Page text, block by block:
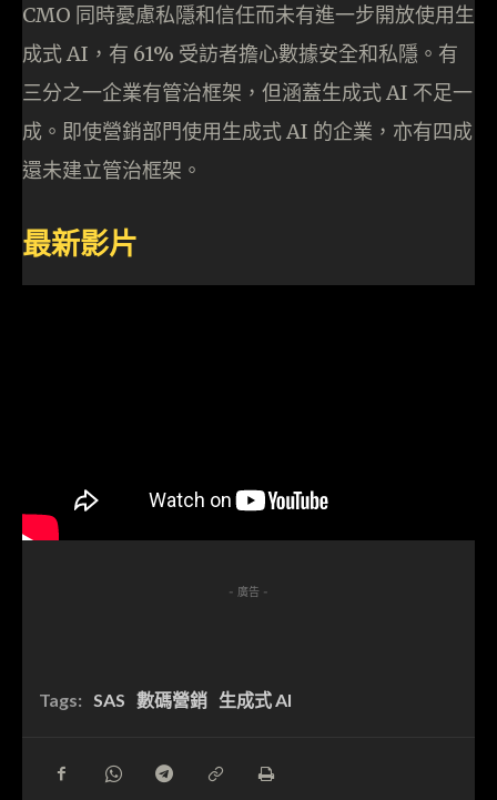
CMO 同時憂慮私隱和信任而未有進一步開放使用生
成式 AI，有 61% 受訪者擔心數據安全和私隱。有
三分之一企業有管治框架，但涵蓋生成式 AI 不足一
成。即使營銷部門使用生成式 AI 的企業，亦有四成
還未建立管治框架。
最新影片
- 廣告 -
Tags: SAS 數碼營銷 生成式 AI